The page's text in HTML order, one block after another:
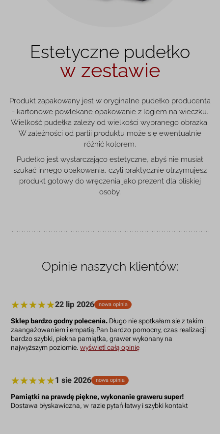
Estetyczne pudełko
w zestawie
Produkt zapakowany jest w oryginalne pudełko producenta
- kartonowe powlekane opakowanie z logiem na wieczku.
Wielkość pudełka zależy od wielkości wybranego obrazka.
W zależności od partii produktu może się ewentualnie
różnić kolorem.
Pudełko jest wystarczająco estetyczne, abyś nie musiał
szukać innego opakowania, czyli praktycznie otrzymujesz
produkt gotowy do wręczenia jako prezent dla bliskiej
osoby.
Opinie naszych klientów:
22 lip 2026 nowa opinia
Sklep bardzo godny polecenia. Długo nie spotkałam sie z takim
zaangażowaniem i empatią.Pan bardzo pomocny, czas realizacji
bardzo szybki, piekna pamiątka, grawer wykonany na
najwyższym poziomie.wyświetl całą opinię
1 sie 2026 nowa opinia
Pamiątki na prawdę piękne, wykonanie graweru super!
Dostawa błyskawiczna, w razie pytań łatwy i szybki kontakt